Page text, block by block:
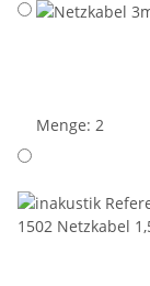
Menge: 2